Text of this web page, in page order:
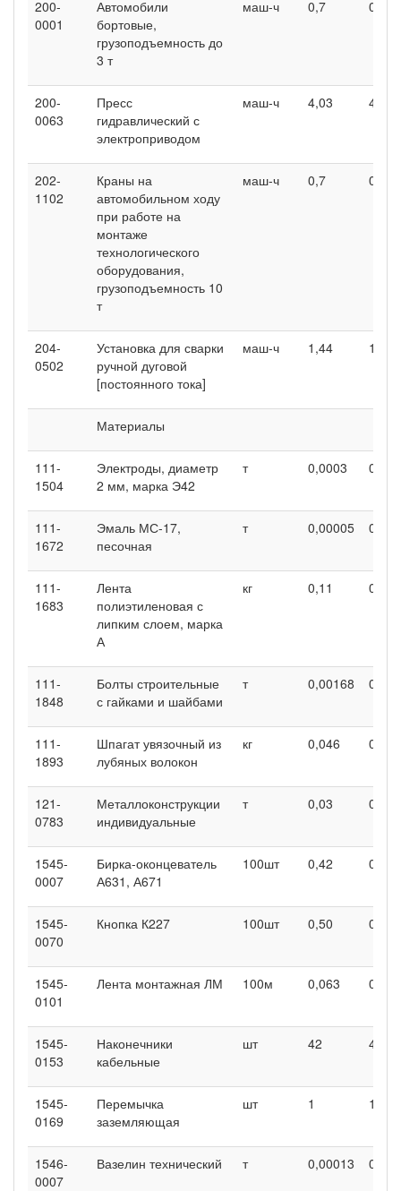
200-
0001
Автомобили
бортовые,
грузоподъемность до
3 т
маш-ч 0,7 0,7
200-
0063
Пресс
гидравлический с
электроприводом
маш-ч 4,03 4,03
202-
1102
Краны на
автомобильном ходу
при работе на
монтаже
технологического
оборудования,
грузоподъемность 10
т
маш-ч 0,7 0,7
204-
0502
Установка для сварки
ручной дуговой
[постоянного тока]
маш-ч 1,44 1,44
Материалы
111-
1504
Электроды, диаметр
2 мм, марка Э42
т 0,0003
111-
1672
Эмаль МС-17,
песочная
т 0,00005
111-
1683
Лента
полиэтиленовая с
липким слоем, марка
А
кг 0,11 0,11
111-
1848
Болты строительные
с гайками и шайбами
т 0,00168
111-
1893
Шпагат увязочный из
лубяных волокон
кг 0,046 0,046
121-
0783
Металлоконструкции
индивидуальные
т 0,03 0,03
1545-
0007
Бирка-оконцеватель
А631, А671
100шт 0,42 0,42
1545-
0070
Кнопка К227 100шт 0,50 0,50
1545-
0101
Лента монтажная ЛМ 100м 0,063 0,063
1545-
0153
Наконечники
кабельные
шт 42 42
1545-
0169
Перемычка
заземляющая
шт 1 1
1546-
0007
Вазелин технический т 0,00013